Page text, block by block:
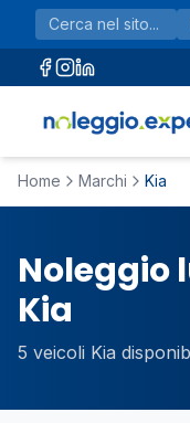
Vai al contenuto
Home Marchi Kia
Noleggio
Kia
5 veicoli Kia